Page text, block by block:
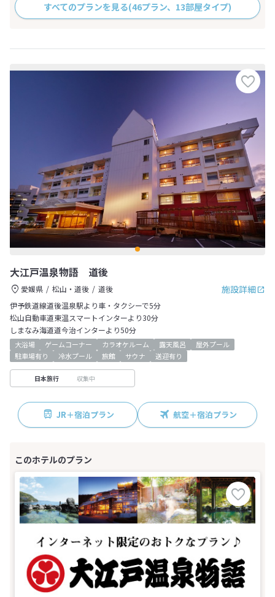
すべてのプランを見る(46プラン、13部屋タイプ)
大江戸温泉物語 道後
施設詳細
愛媛県 松山・道後
道後
伊予鉄道線道後温泉駅より車・タクシーで5分
松山自動車道東温スマートインターより30分
しまなみ海道道今治インターより50分
大浴場 ゲームコーナー カラオケルーム 露天風呂
屋外プール
駐車場有り
冷水プール 旅館 サウナ 送迎有り
日本旅行 収集中
JR＋宿泊プラン 航空＋宿泊プラン